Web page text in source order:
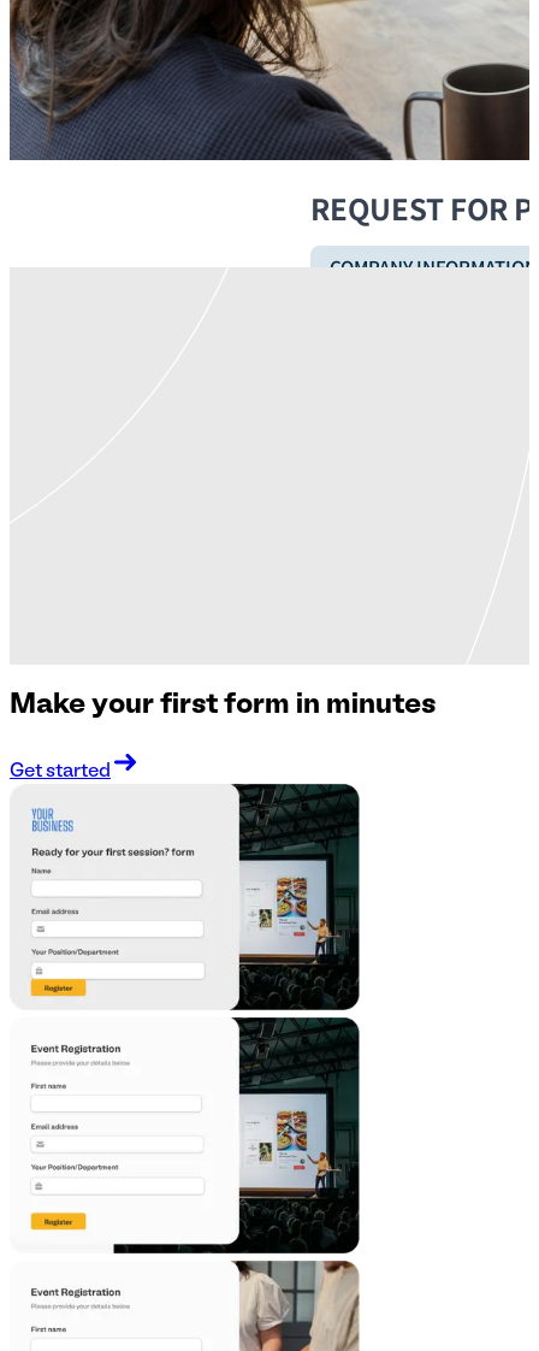
Make your first form in minutes
Get started